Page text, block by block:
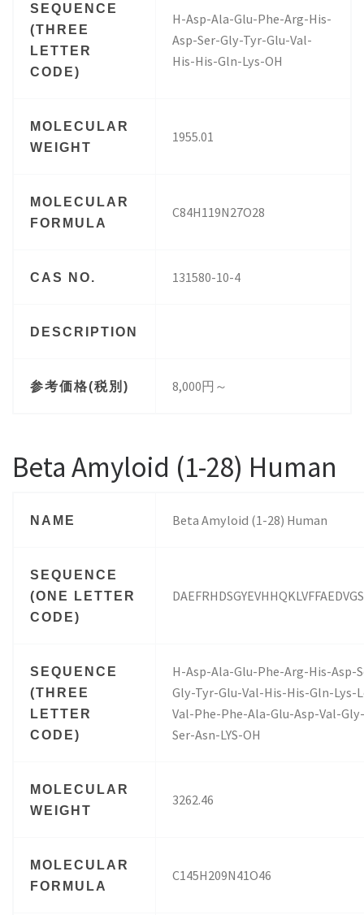
SEQUENCE
(THREE
LETTER
CODE)
H-Asp-Ala-Glu-Phe-Arg-His-
Asp-Ser-Gly-Tyr-Glu-Val-
His-His-Gln-Lys-OH
MOLECULAR
WEIGHT
1955.01
MOLECULAR
FORMULA
C84H119N27O28
CAS NO. 131580-10-4
DESCRIPTION
参考価格(税別) 8,000円～
Beta Amyloid (1-28) Human
NAME Beta Amyloid (1-28) Human
SEQUENCE
(ONE LETTER
CODE)
SEQUENCE
(THREE
LETTER
CODE)
H-Asp-Ala-Glu-Phe-Arg-His-Asp-
Gly-Tyr-Glu-Val-His-His-Gln-Lys-
Val-Phe-Phe-Ala-Glu-Asp-Val-
Ser-Asn-LYS-OH
MOLECULAR
WEIGHT
3262.46
MOLECULAR
FORMULA
C145H209N41O46